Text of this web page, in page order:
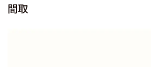
間取